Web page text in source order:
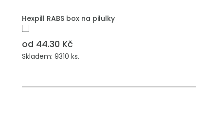
Hexpill RABS box na pilulky
od 44.30 Kč
Skladem: 9310 ks.